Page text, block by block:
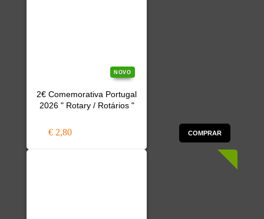
NOVO
2€ Comemorativa Portugal
2026 " Rotary / Rotários "
€ 2,80 COMPRAR